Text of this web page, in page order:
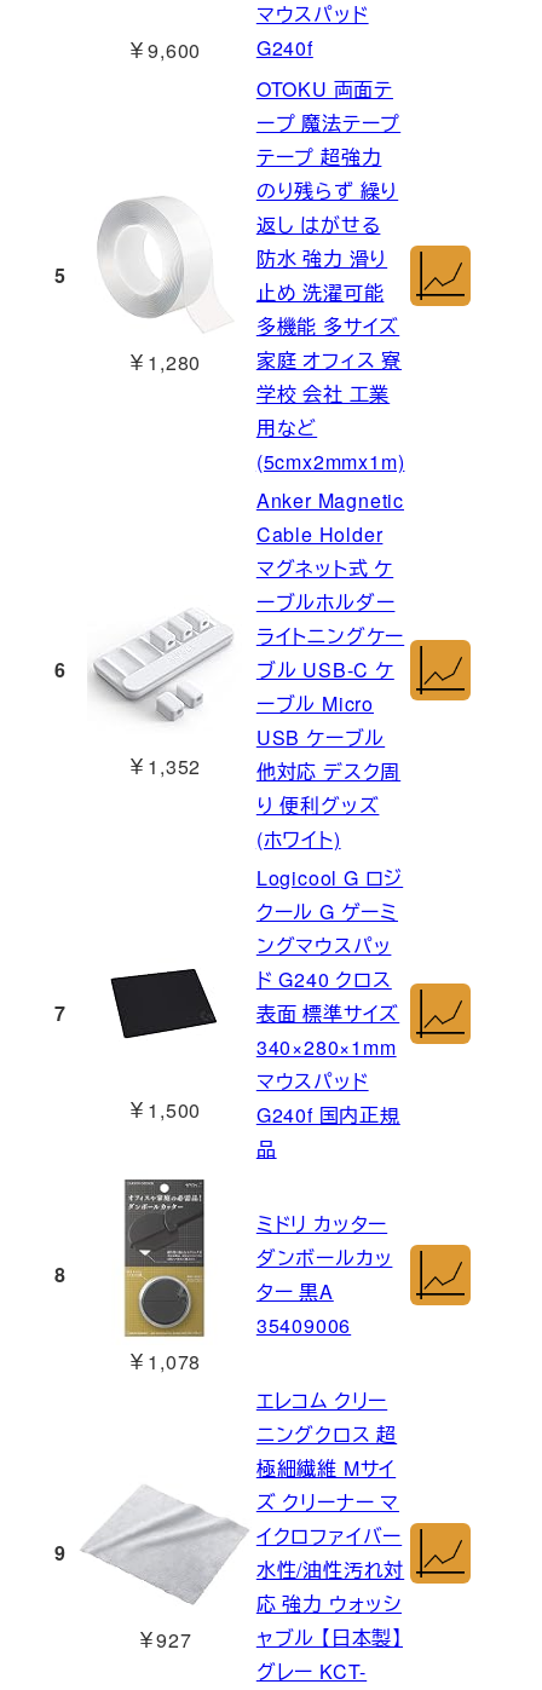
￥9,600
マウスパッド
G240f
5
￥1,280
OTOKU 両面テ
ープ 魔法テープ
テープ 超強力
のり残らず 繰り
返し はがせる
防水 強力 滑り
止め 洗濯可能
多機能 多サイズ
家庭 オフィス 寮
学校 会社 工業
用など
(5cmx2mmx1m)
6
￥1,352
Anker Magnetic
Cable Holder
マグネット式 ケ
ーブルホルダー
ライトニングケー
ブル USB-C ケ
ーブル Micro
USB ケーブル
他対応 デスク周
り 便利グッズ
(ホワイト)
7
￥1,500
Logicool G ロジ
クール G ゲーミ
ングマウスパッ
ド G240 クロス
表面 標準サイズ
340×280×1mm
マウスパッド
G240f 国内正規
品
8
￥1,078
ミドリ カッター
ダンボールカッ
ター 黒A
35409006
9
￥927
エレコム クリー
ニングクロス 超
極細繊維 Mサイ
ズ クリーナー マ
イクロファイバー
水性/油性汚れ対
応 強力 ウォッシ
ャブル 【日本製】
グレー KCT-